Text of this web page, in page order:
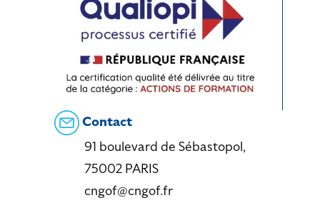
Contact
91 boulevard de Sébastopol,
75002 PARIS
cngof@cngof.fr